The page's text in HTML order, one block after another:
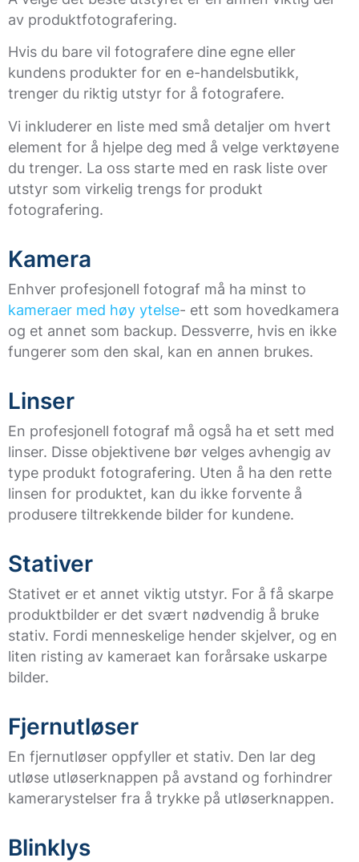
av produktfotografering.
Hvis du bare vil fotografere dine egne eller
kundens produkter for en e-handelsbutikk,
trenger du riktig utstyr for å fotografere.
Vi inkluderer en liste med små detaljer om hvert
element for å hjelpe deg med å velge verktøyene
du trenger. La oss starte med en rask liste over
utstyr som virkelig trengs for produkt
fotografering.
Kamera
Enhver profesjonell fotograf må ha minst to
kameraer med høy ytelse- ett som hovedkamera
og et annet som backup. Dessverre, hvis en ikke
fungerer som den skal, kan en annen brukes.
Linser
En profesjonell fotograf må også ha et sett med
linser. Disse objektivene bør velges avhengig av
type produkt fotografering. Uten å ha den rette
linsen for produktet, kan du ikke forvente å
produsere tiltrekkende bilder for kundene.
Stativer
Stativet er et annet viktig utstyr. For å få skarpe
produktbilder er det svært nødvendig å bruke
stativ. Fordi menneskelige hender skjelver, og en
liten risting av kameraet kan forårsake uskarpe
bilder.
Fjernutløser
En fjernutløser oppfyller et stativ. Den lar deg
utløse utløserknappen på avstand og forhindrer
kamerarystelser fra å trykke på utløserknappen.
Blinklys